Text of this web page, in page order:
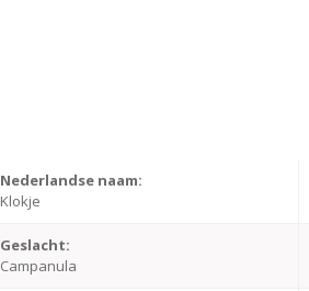
Nederlandse naam:
Klokje
Geslacht:
Campanula